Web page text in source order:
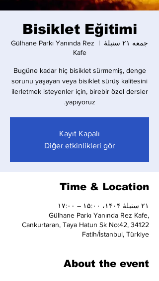
Bisiklet Eğitimi
جمعه ۲۱ سنبلهٔ
  |
Gülhane Parkı Yanında Rez
Kafe
Bugüne kadar hiç bisiklet sürmemiş, denge
sorunu yaşayan veya bisiklet sürüş kalitesini
ilerletmek isteyenler için, birebir özel dersler
yapıyoruz.
Kayıt Kapalı
Diğer etkinlikleri gör
Time & Location
۲۱ سنبلهٔ ۱۴۰۴، ۱۵:۰۰ – ۱۷:۰۰
Gülhane Parkı Yanında Rez Kafe,
Cankurtaran, Taya Hatun Sk No:42, 34122
Fatih/İstanbul, Türkiye
About the event